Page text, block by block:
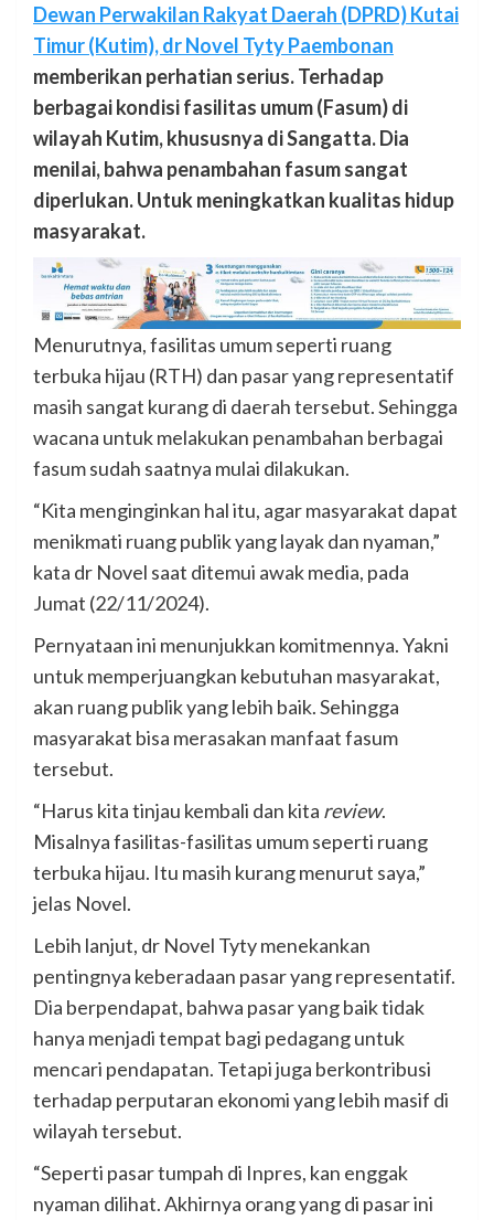
Dewan Perwakilan Rakyat Daerah (DPRD) Kutai
Timur (Kutim), dr Novel Tyty Paembonan
memberikan perhatian serius. Terhadap
berbagai kondisi fasilitas umum (Fasum) di
wilayah Kutim, khususnya di Sangatta. Dia
menilai, bahwa penambahan fasum sangat
diperlukan. Untuk meningkatkan kualitas hidup
masyarakat.
Menurutnya, fasilitas umum seperti ruang
terbuka hijau (RTH) dan pasar yang representatif
masih sangat kurang di daerah tersebut. Sehingga
wacana untuk melakukan penambahan berbagai
fasum sudah saatnya mulai dilakukan.
“Kita menginginkan hal itu, agar masyarakat dapat
menikmati ruang publik yang layak dan nyaman,”
kata dr Novel saat ditemui awak media, pada
Jumat (22/11/2024).
Pernyataan ini menunjukkan komitmennya. Yakni
untuk memperjuangkan kebutuhan masyarakat,
akan ruang publik yang lebih baik. Sehingga
masyarakat bisa merasakan manfaat fasum
tersebut.
“Harus kita tinjau kembali dan kita review.
Misalnya fasilitas-fasilitas umum seperti ruang
terbuka hijau. Itu masih kurang menurut saya,”
jelas Novel.
Lebih lanjut, dr Novel Tyty menekankan
pentingnya keberadaan pasar yang representatif.
Dia berpendapat, bahwa pasar yang baik tidak
hanya menjadi tempat bagi pedagang untuk
mencari pendapatan. Tetapi juga berkontribusi
terhadap perputaran ekonomi yang lebih masif di
wilayah tersebut.
“Seperti pasar tumpah di Inpres, kan enggak
nyaman dilihat. Akhirnya orang yang di pasar ini